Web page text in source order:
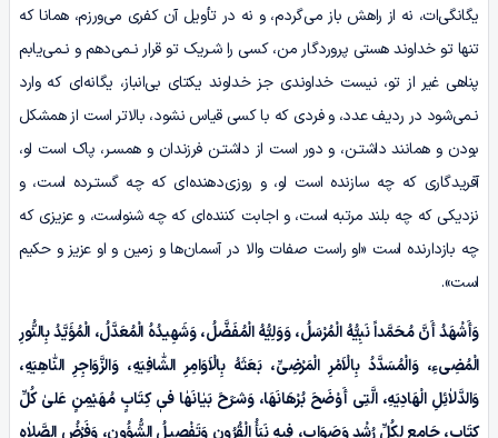
یگانگی‌ات، نه از راهش باز می‌گردم، و نه در تأویل آن کفری می‌ورزم، همانا که
تنها تو خداوند هستی پروردگار من، کسی را شـریک تو قرار نـمی‌دهم و نـمی‌یابم
پناهی غیر از تو، نیست خداوندی جز خداوند یکتای بی‌انباز، یگانه‌ای که وارد
نـمی‌شود در ردیف عدد، و فردی که با کسی قیاس نشود، بالاتر است از همشکل
بودن و همانند داشتـن، و دور است از داشتـن فرزندان و همسـر، پاک است او،
آفریدگاری که چه سازنده است او، و روزی‌دهنده‌ای که چه گستـرده است، و
نزدیکی که چه بلند مرتبه است، و اجابت کننده‌ای که چه شنواست، و عزیزی که
چه بازدارنده است «او راست صفات والا در آسمان‌ها و زمین و او عزیز و حکیم
است».
وَأَشْهَدُ أَنَّ مُحَمَّداً نَبِیُّهُ الْمُرْسَلُ، وَوَلِیُّهُ الْمُفَضَّلُ، وَشَهِیدُہُ الْمُعَدَّلُ، الْمُؤَیَّدُ بِالنُّورِ
الْمُضِیءِ، وَالْمُسَدَّدُ بِالْاَمْرِ الْمَرْضِیِّ، بَعَثَهُ بِالْاَوَامِرِ الشّٰافِیَهِ، وَالزَّوَاجِرِ النّٰاهِیَهِ،
وَالدَّلاٰئِلِ الْهَادِیَهِ، الَّتِی أَوْضَحَ بُرْهَانَهَا، وَشـَرَحَ بَیٰانَهٰا فیٖ کِتَابٍ مُهَیْمِنٍ عَلیٰ کُلِّ
کِتَابٍ، جَامِعٍ لِکُلِّ رُشْدٍ وَصَوَابٍ، فِیهِ نَبَأُ الْقُرُونِ وَتَفْصِیلُ الشُّؤُونِ، وَفَرْضُ الصَّلاٰهِ